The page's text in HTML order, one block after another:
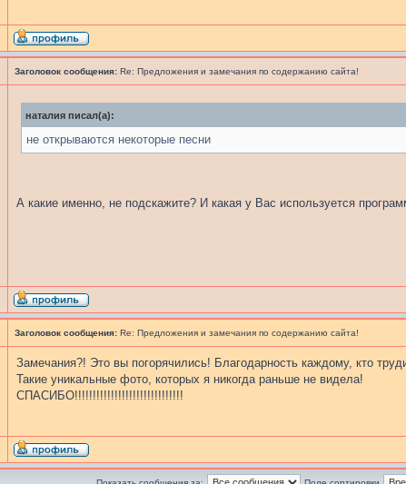
Заголовок сообщения: Re: Предложения и замечания по содержанию сайта!
наталия писал(а):
не открываются некоторые песни
А какие именно, не подскажите? И какая у Вас используется
Заголовок сообщения: Re: Предложения и замечания по содержанию сайта!
Замечания?! Это вы погорячились! Благодарность каждому, кто
Такие уникальные фото, которых я никогда раньше не видела!
СПАСИБО!!!!!!!!!!!!!!!!!!!!!!!!!!!!!!